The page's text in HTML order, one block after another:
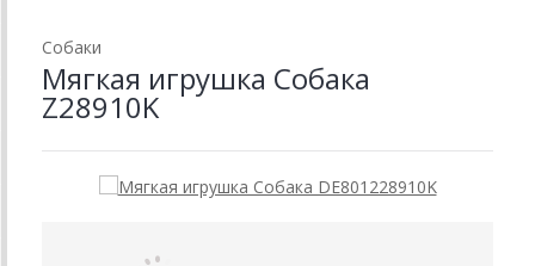
Собаки
Мягкая игрушка Собака
Z28910K